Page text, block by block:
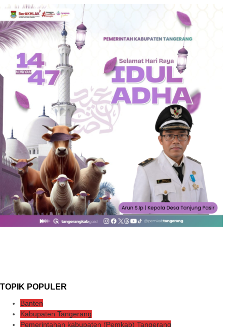
TOPIK POPULER
Banten
Kabupaten Tangerang
Pemerintahan kabupaten (Pemkab) Tangerang